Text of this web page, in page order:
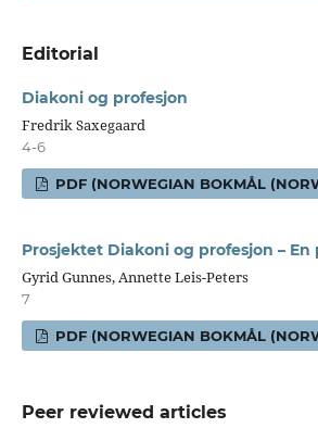
Editorial
Diakoni og profesjon
Fredrik Saxegaard
4-6
PDF (NORWEGIAN BOKMÅL
Prosjektet Diakoni og profesjon – En
Gyrid Gunnes, Annette Leis-Peters
7
PDF (NORWEGIAN BOKMÅL
Peer reviewed articles